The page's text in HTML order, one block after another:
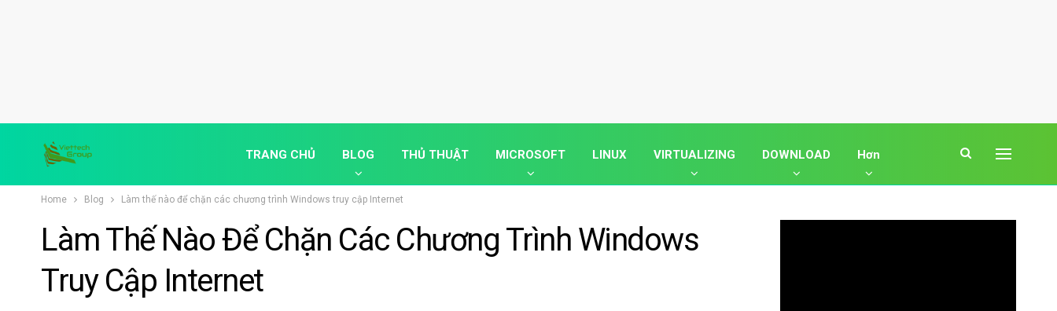
TRANG CHỦ BLOG THỦ THUẬT MICROSOFT LINUX VIRTUALIZING DOWNLOAD Hơn
Home Blog Làm thế nào để chặn các chương trình Windows truy cập Internet
Làm Thế Nào Để Chặn Các Chương Trình Windows
Truy Cập Internet